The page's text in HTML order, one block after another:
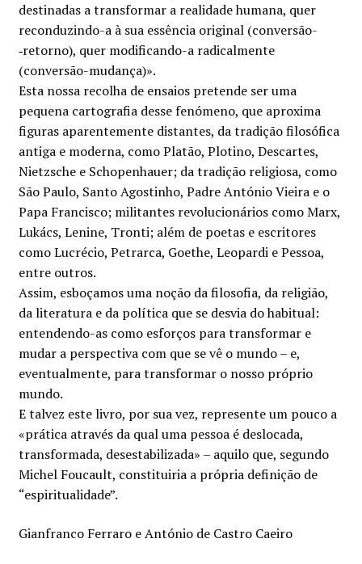
destinadas a transformar a realidade humana, quer
reconduzindo-a à sua essência original (conversão-
‑retorno), quer modificando-a radicalmente
(conversão-mudança)».
Esta nossa recolha de ensaios pretende ser uma
pequena cartografia desse fenómeno, que aproxima
figuras aparentemente distantes, da tradição filosófica
antiga e moderna, como Platão, Plotino, Descartes,
Nietzsche e Schopenhauer; da tradição religiosa, como
São Paulo, Santo Agostinho, Padre António Vieira e o
Papa Francisco; militantes revolucionários como Marx,
Lukács, Lenine, Tronti; além de poetas e escritores
como Lucrécio, Petrarca, Goethe, Leopardi e Pessoa,
entre outros.
Assim, esboçamos uma noção da filosofia, da religião,
da literatura e da política que se desvia do habitual:
entendendo-as como esforços para transformar e
mudar a perspectiva com que se vê o mundo – e,
eventualmente, para transformar o nosso próprio
mundo.
E talvez este livro, por sua vez, represente um pouco a
«prática através da qual uma pessoa é deslocada,
transformada, desestabilizada» – aquilo que, segundo
Michel Foucault, constituiria a própria definição de
“espiritualidade”.
Gianfranco Ferraro e António de Castro Caeiro